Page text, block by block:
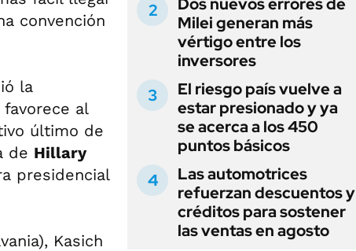
convención
la
al
último de
de Hillary
presidencial
Kasich
Milei generan más
vértigo entre los
inversores
El riesgo país vuelve a
estar presionado y ya
se acerca a los 450
puntos básicos
Las automotrices
refuerzan descuentos y
créditos para sostener
las ventas en agosto